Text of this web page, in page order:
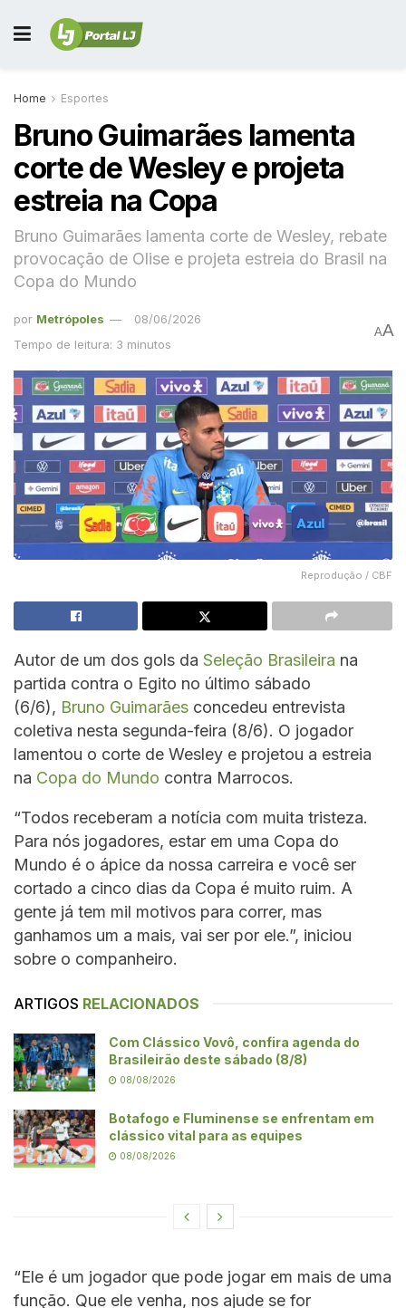
Home Esportes
Bruno Guimarães lamenta
corte de Wesley e projeta
estreia na Copa
Bruno Guimarães lamenta corte de Wesley, rebate
provocação de Olise e projeta estreia do Brasil na
Copa do Mundo
por Metrópoles
08/06/2026
Tempo de leitura: 3 minutos
AA
Reprodução / CBF
Autor de um dos gols da Seleção Brasileira na
partida contra o Egito no último sábado
(6/6), Bruno Guimarães concedeu entrevista
coletiva nesta segunda-feira (8/6). O jogador
lamentou o corte de Wesley e projetou a estreia
na Copa do Mundo contra Marrocos.
“Todos receberam a notícia com muita tristeza.
Para nós jogadores, estar em uma Copa do
Mundo é o ápice da nossa carreira e você ser
cortado a cinco dias da Copa é muito ruim. A
gente já tem mil motivos para correr, mas
ganhamos um a mais, vai ser por ele.”, iniciou
sobre o companheiro.
ARTIGOS RELACIONADOS
Com Clássico Vovô, confira agenda do
Brasileirão deste sábado (8/8)
08/08/2026
Botafogo e Fluminense se enfrentam em
clássico vital para as equipes
08/08/2026
“Ele é um jogador que pode jogar em mais de uma
função. Que ele venha, nos ajude se for